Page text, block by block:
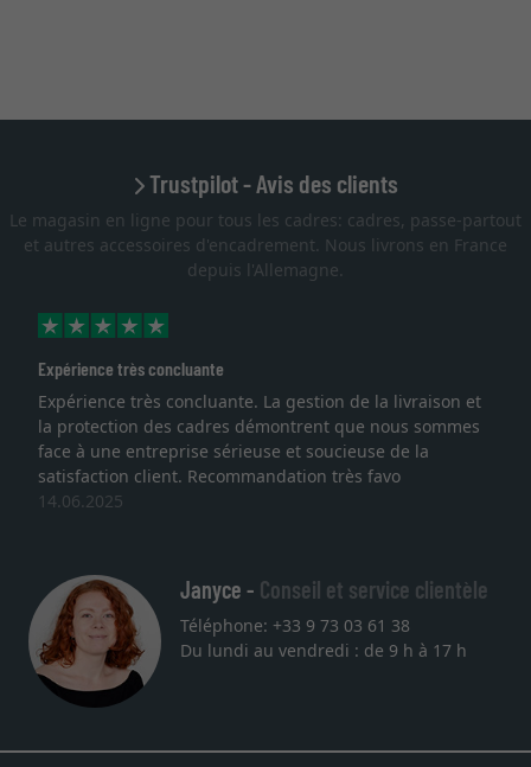
Trustpilot - Avis des clients
Le magasin en ligne pour tous les cadres: cadres, passe-partout
et autres accessoires d'encadrement. Nous livrons en France
depuis l'Allemagne.
très concluante
très concluante. La gestion de la livraison et
protection des cadres démontrent que nous sommes
à une entreprise sérieuse et soucieuse de la
client. Recommandation très favo
Janyce - Conseil et service clientèle
Téléphone: +33 9 73 03 61 38